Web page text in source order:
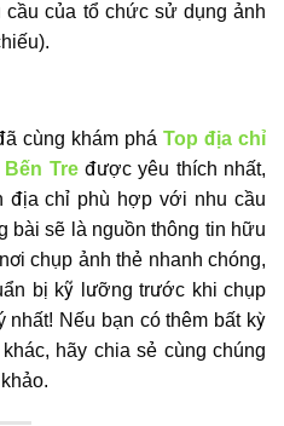
cầu của tổ chức sử dụng ảnh
cùng khám phá Top địa chỉ
Tre được yêu thích nhất,
địa chỉ phù hợp với nhu cầu
bài sẽ là nguồn thông tin hữu
chụp ảnh thẻ nhanh chóng,
bị kỹ lưỡng trước khi chụp
Nếu bạn có thêm bất kỳ
hãy chia sẻ cùng chúng